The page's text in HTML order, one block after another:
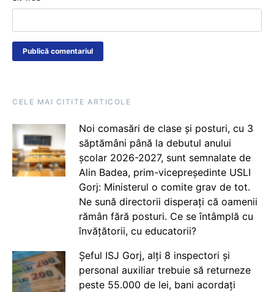
CELE MAI CITITE ARTICOLE
Noi comasări de clase și posturi, cu 3
săptămâni până la debutul anului
școlar 2026-2027, sunt semnalate de
Alin Badea, prim-vicepreședinte USLI
Gorj: Ministerul o comite grav de tot.
Ne sună directorii disperați că oamenii
rămân fără posturi. Ce se întâmplă cu
învățătorii, cu educatorii?
Șeful ISJ Gorj, alți 8 inspectori și
personal auxiliar trebuie să returneze
peste 55.000 de lei, bani acordați